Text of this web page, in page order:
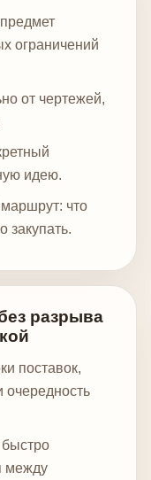
ограничений
от чертежей,
идею.
что
закупать.
разрыва
поставок,
очередность
быстро
между